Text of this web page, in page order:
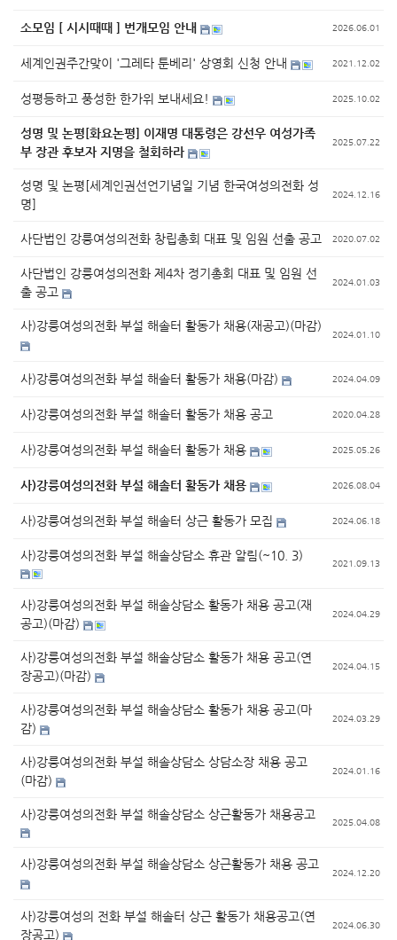
소모임 [ 시시때때 ] 번개모임 안내 2026.06.01
세계인권주간맞이 '그레타 툰베리' 상영회 신청 안내 2021.12.02
성평등하고 풍성한 한가위 보내세요! 2025.10.02
성명 및 논평[화요논평] 이재명 대통령은 강선우 여성가족
부 장관 후보자 지명을 철회하라
2025.07.22
성명 및 논평[세계인권선언기념일 기념 한국여성의전화 성
명]
2024.12.16
사단법인 강릉여성의전화 창립총회 대표 및 임원 선출 공고 2020.07.02
사단법인 강릉여성의전화 제4차 정기총회 대표 및 임원 선
출 공고
2024.01.03
사)강릉여성의전화 부설 해솔터 활동가 채용(재공고)(마감)
2024.01.10
사)강릉여성의전화 부설 해솔터 활동가 채용(마감) 2024.04.09
사)강릉여성의전화 부설 해솔터 활동가 채용 공고 2020.04.28
사)강릉여성의전화 부설 해솔터 활동가 채용 2025.05.26
사)강릉여성의전화 부설 해솔터 활동가 채용 2026.08.04
사)강릉여성의전화 부설 해솔터 상근 활동가 모집 2024.06.18
사)강릉여성의전화 부설 해솔상담소 휴관 알림(~10. 3)
2021.09.13
사)강릉여성의전화 부설 해솔상담소 활동가 채용 공고(재
공고)(마감)
2024.04.29
사)강릉여성의전화 부설 해솔상담소 활동가 채용 공고(연
장공고)(마감)
2024.04.15
사)강릉여성의전화 부설 해솔상담소 활동가 채용 공고(마
감)
2024.03.29
사)강릉여성의전화 부설 해솔상담소 상담소장 채용 공고
(마감)
2024.01.16
사)강릉여성의전화 부설 해솔상담소 상근활동가 채용공고
2025.04.08
사)강릉여성의전화 부설 해솔상담소 상근활동가 채용 공고
2024.12.20
사)강릉여성의 전화 부설 해솔터 상근 활동가 채용공고(연
장공고)
2024.06.30